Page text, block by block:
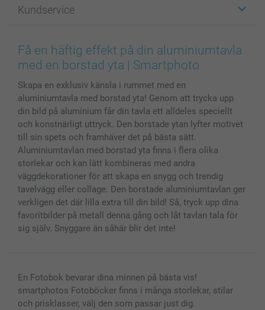
Fotoböcker
Bilder, Fotoförstoring & Fotohäften
Skal till Mobil & Surfplatta
Fotoalmanackor & Fotoagenda
Fotoramar & Tillbehör
Presentkort
Alla fotoprodukter
För affiliates
Cookie Policy
Sitemap
Investor Relations
Kundservice
smartgaranti
smartbonus
Status på beställningar
Få en häftig effekt på din aluminiumtavla
med en borstad yta | Smartphoto
Skapa en exklusiv känsla i rummet med en
aluminiumtavla med borstad yta! Genom att trycka upp
din bild på aluminium får din tavla ett alldeles speciellt
och konstnärligt uttryck. Den borstade ytan lyfter motivet
till sin spets och framhäver det på bästa sätt.
Aluminiumtavlan med borstad yta finns i flera olika
storlekar och kan lätt kombineras med andra
väggdekorationer för att skapa en snygg och trendig
tavelvägg eller collage. Den borstade aluminiumtavlan ger
verkligen det där lilla extra till din bild! Så, tryck upp dina
favoritbilder på metall denna gång och låt tavlan tala för
sig själv. Snyggare än såhär blir det inte!
En Fotobok bevarar dina minnen på bästa vis!
smartphotos Fotoböcker finns i många storlekar, stilar
och prisklasser, välj den som passar just dig.